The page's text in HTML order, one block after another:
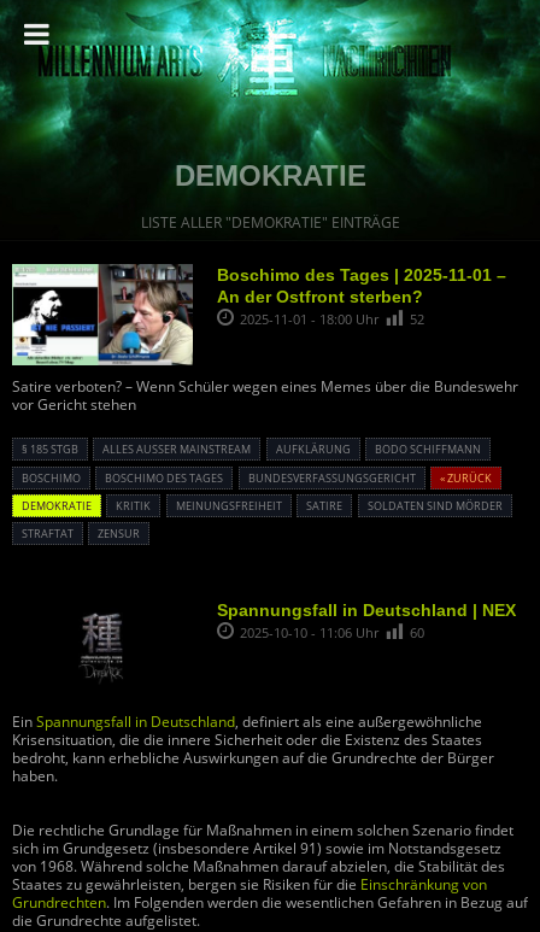
DEMOKRATIE
LISTE ALLER "DEMOKRATIE" EINTRÄGE
Boschimo des Tages | 2025-11-01 –
An der Ostfront sterben?
2025-11-01 - 18:00 Uhr 52
Satire verboten? – Wenn Schüler wegen eines Memes über die Bundeswehr
vor Gericht stehen
§ 185 STGB ALLES AUSSER MAINSTREAM AUFKLÄRUNG
BODO SCHIFFMANN
BOSCHIMO
BOSCHIMO DES TAGES BUNDESVERFASSUNGSGERICHT
« ZURÜCK
DEMOKRATIE
KRITIK MEINUNGSFREIHEIT SATIRE
SOLDATEN SIND MÖRDER
STRAFTAT
ZENSUR
Spannungsfall in Deutschland | NEX
2025-10-10 - 11:06 Uhr 60
EinSpannungsfall in Deutschland, definiert als eine außergewöhnliche
Krisensituation, die die innere Sicherheit oder die Existenz des Staates
bedroht, kann erhebliche Auswirkungen auf die Grundrechte der Bürger
haben.
Die rechtliche Grundlage für Maßnahmen in einem solchen Szenario findet
sich im Grundgesetz (insbesondere Artikel 91) sowie im Notstandsgesetz
von 1968. Während solche Maßnahmen darauf abzielen, die Stabilität des
Staates zu gewährleisten, bergen sie Risiken für die Einschränkung von
Grundrechten. Im Folgenden werden die wesentlichen Gefahren in Bezug auf
die Grundrechte aufgelistet.